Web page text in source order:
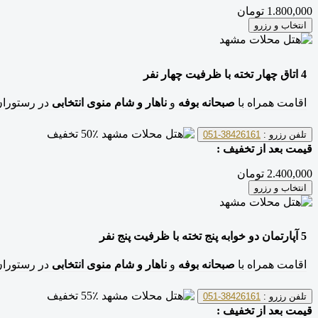
1.800,000 تومان
انتخاب و رزرو
4 اتاق چهار تخته با ظرفیت چهار نفر
اقامت همراه با صبحانه بوفه و ناهار و شام منوی انتخابی در
تلفن رزرو : 38426161-051
50٪ تخفیف
قیمت بعد از تخفیف :
2.400,000 تومان
انتخاب و رزرو
5 آپارتمان دو خوابه پنج تخته با ظرفیت پنج نفر
اقامت همراه با صبحانه بوفه و ناهار و شام منوی انتخابی در
تلفن رزرو : 38426161-051
55٪ تخفیف
قیمت بعد از تخفیف :